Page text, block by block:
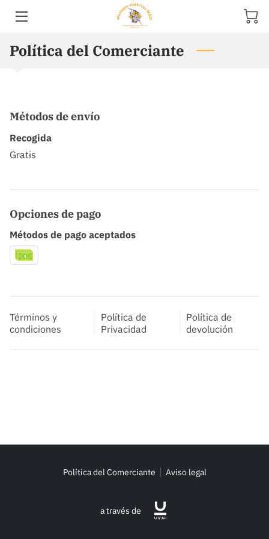
ACERCA DE MÍ
OPINIONES
UBICACIÓN
HORARIO DE APERTURA
CONTACTO
Política del Comerciante
Métodos de envío
Recogida
Gratis
Opciones de pago
Métodos de pago aceptados
Términos y
condiciones
Política de
Privacidad
Política de
devolución
Política del Comerciante Aviso legal
a través de